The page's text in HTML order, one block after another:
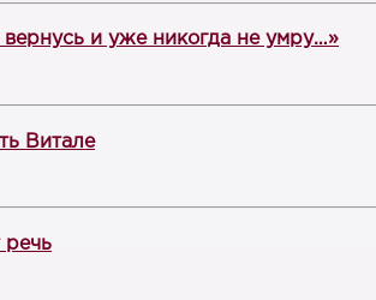
и уже никогда не умру…»
Витале
речь